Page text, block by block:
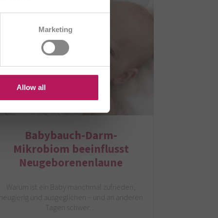
Marketing
Allow all
Babybauch-Darm-
Mikrobiom beeinflusst
Neugeborenenlaune
Warum ist ein Baby manchmal zufrieden,
neugierig und ausgeglichen – und an anderen
Tagen schwer…
CH/FR